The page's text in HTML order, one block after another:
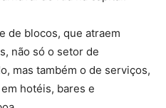
de blocos, que atraem
não só o setor de
mas também o de serviços,
hotéis, bares e